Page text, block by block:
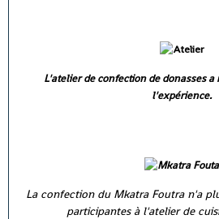
L'atelier de confection de donasses
l'expérience.
La confection du Mkatra Foutra n'a
participantes à l'atelier de